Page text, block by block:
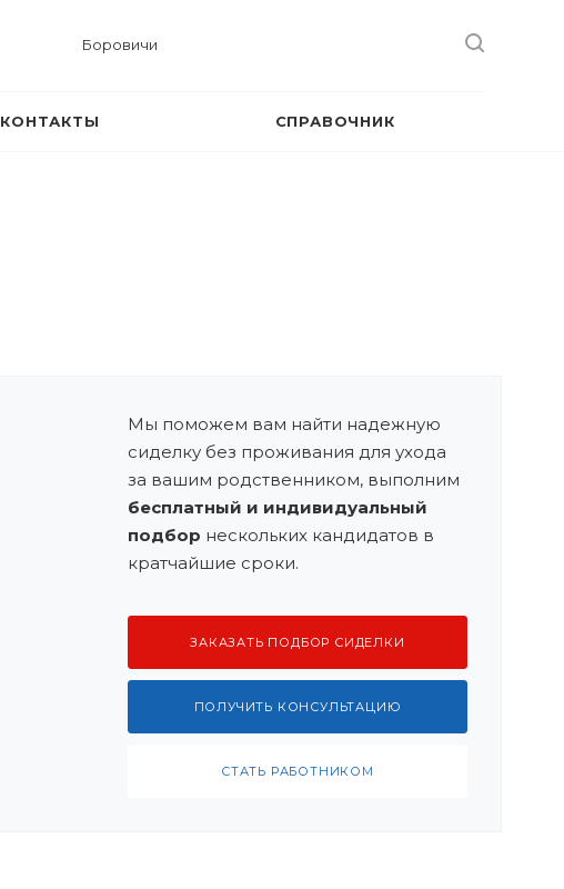
Боровичи
КОНТАКТЫ СПРАВОЧНИК
Мы поможем вам найти надежную
сиделку без проживания для ухода
за вашим родственником, выполним
бесплатный и индивидуальный
подбор нескольких кандидатов в
кратчайшие сроки.
ЗАКАЗАТЬ ПОДБОР СИДЕЛКИ
ПОЛУЧИТЬ КОНСУЛЬТАЦИЮ
СТАТЬ РАБОТНИКОМ